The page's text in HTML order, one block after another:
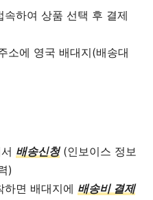
하여 상품 선택 후 결제
소에 영국 배대지(배송대
배송신청(인보이스 정보
)
하면 배대지에 배송비 결제